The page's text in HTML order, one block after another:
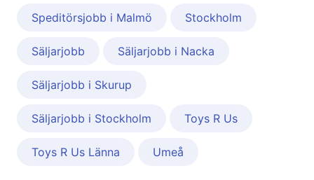
Speditörsjobb i Malmö Stockholm
Säljarjobb Säljarjobb i Nacka
Säljarjobb i Skurup
Säljarjobb i Stockholm Toys R Us
Toys R Us Länna Umeå